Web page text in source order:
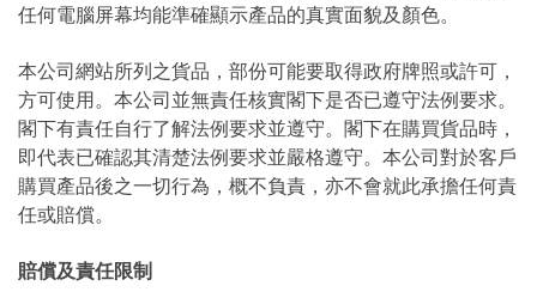
任何電腦屏幕均能準確顯示產品的真實面貌及顏色。
本公司網站所列之貨品，部份可能要取得政府牌照或許可，
方可使用。本公司並無責任核實閣下是否已遵守法例要求。
閣下有責任自行了解法例要求並遵守。閣下在購買貨品時，
即代表已確認其清楚法例要求並嚴格遵守。本公司對於客戶
購買產品後之一切行為，概不負責，亦不會就此承擔任何責
任或賠償。
賠償及責任限制